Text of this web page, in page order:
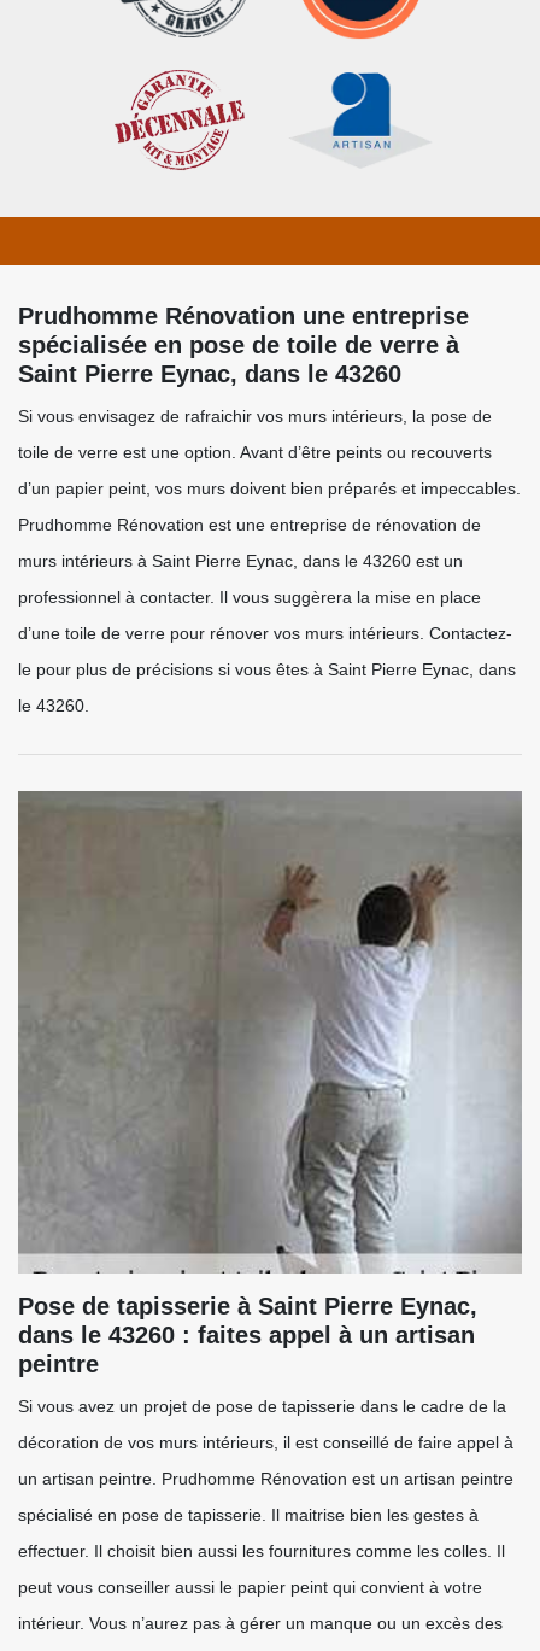
Prudhomme Rénovation une entreprise
spécialisée en pose de toile de verre à
Saint Pierre Eynac, dans le 43260
Si vous envisagez de rafraichir vos murs intérieurs, la pose de
toile de verre est une option. Avant d’être peints ou recouverts
d’un papier peint, vos murs doivent bien préparés et impeccables.
Prudhomme Rénovation est une entreprise de rénovation de
murs intérieurs à Saint Pierre Eynac, dans le 43260 est un
professionnel à contacter. Il vous suggèrera la mise en place
d’une toile de verre pour rénover vos murs intérieurs. Contactez-
le pour plus de précisions si vous êtes à Saint Pierre Eynac, dans
le 43260.
Pose de tapisserie à Saint Pierre Eynac,
dans le 43260 : faites appel à un artisan
peintre
Si vous avez un projet de pose de tapisserie dans le cadre de la
décoration de vos murs intérieurs, il est conseillé de faire appel à
un artisan peintre. Prudhomme Rénovation est un artisan peintre
spécialisé en pose de tapisserie. Il maitrise bien les gestes à
effectuer. Il choisit bien aussi les fournitures comme les colles. Il
peut vous conseiller aussi le papier peint qui convient à votre
intérieur. Vous n’aurez pas à gérer un manque ou un excès des